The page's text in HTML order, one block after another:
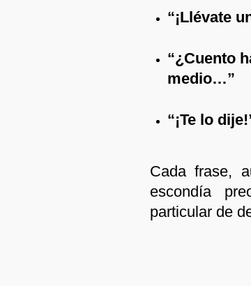
“¡Llévate
“¿Cuento
medio…”
“¡Te lo
Cada frase,
escondía
particular de